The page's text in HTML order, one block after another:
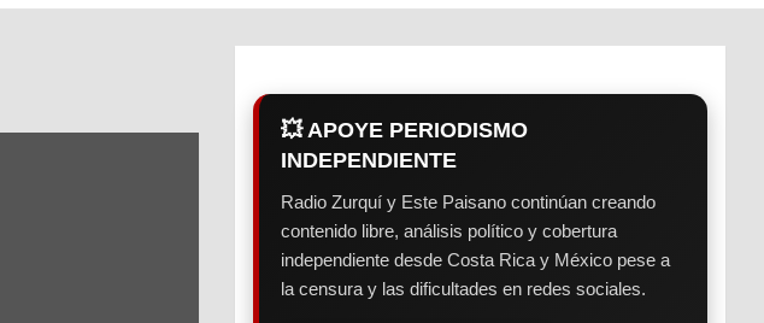
💥 APOYE PERIODISMO
INDEPENDIENTE
Radio Zurquí y Este Paisano continúan creando
contenido libre, análisis político y cobertura
independiente desde Costa Rica y México pese a
la censura y las dificultades en redes sociales.